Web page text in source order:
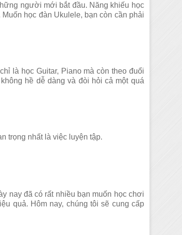
người mới bắt đầu. Năng khiếu học
học đàn Ukulele, bạn còn cần phải
là học Guitar, Piano mà còn theo đuổi
hề dễ dàng và đòi hỏi cả một quá
trọng nhất là việc luyện tập.
nay đã có rất nhiều bạn muốn học chơi
quả. Hôm nay, chúng tôi sẽ cung cấp